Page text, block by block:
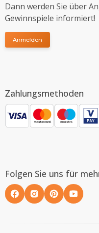
Dann werden Sie über
Gewinnspiele informiert!
Anmelden
Zahlungsmethoden
Folgen Sie uns für